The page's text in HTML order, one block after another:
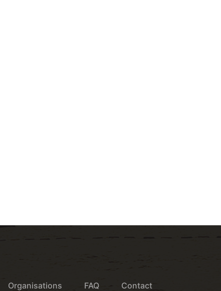
Organisations FAQ Contact